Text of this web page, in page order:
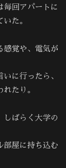
毎回アパートに
た。
感覚や、電気が
に行ったら、
たり。
しばらく大学の
部屋に持ち込む